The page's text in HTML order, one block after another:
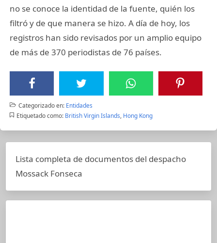
no se conoce la identidad de la fuente, quién los
filtró y de que manera se hizo. A día de hoy, los
registros han sido revisados por un amplio equipo
de más de 370 periodistas de 76 países.
Categorizado en: Entidades
Etiquetado como: British Virgin Islands, Hong Kong
Lista completa de documentos del despacho
Mossack Fonseca